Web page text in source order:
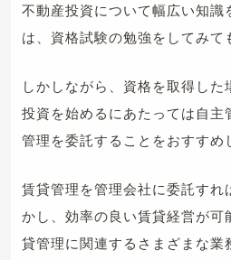
不動産投資について幅広い知識
は、資格試験の勉強をしてみて
しかしながら、資格を取得し
投資を始めるにあたっては自主
管理を委託することをおすすめ
賃貸管理を管理会社に委託すれ
かし、効率の良い賃貸経営が可
貸管理に関連するさまざまな業